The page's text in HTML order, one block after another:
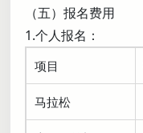
（五）报名费用
1.个人报名：
项目
马拉松